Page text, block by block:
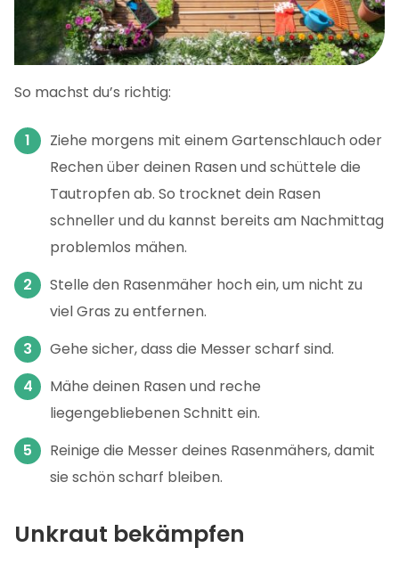
So machst du’s richtig:
Ziehe morgens mit einem Gartenschlauch oder
Rechen über deinen Rasen und schüttele die
Tautropfen ab. So trocknet dein Rasen
schneller und du kannst bereits am Nachmittag
problemlos mähen.
Stelle den Rasenmäher hoch ein, um nicht zu
viel Gras zu entfernen.
Gehe sicher, dass die Messer scharf sind.
Mähe deinen Rasen und reche
liegengebliebenen Schnitt ein.
Reinige die Messer deines Rasenmähers, damit
sie schön scharf bleiben.
Unkraut bekämpfen